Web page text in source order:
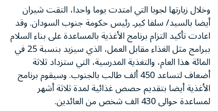
وخلال زيارتها لجوبا التي امتدت يوما واحدا، التقت شيران
أيضا بالسيد/ سلفا كيرـ رئيس حكومة جنوب السودان. وقد
اعادت تأكيد التزام برنامج الأغذية بالمساعدة على بناء السلام
ببرامج مثل الغذاء مقابل العمل، الذي سيزيد بنسبة 25 في
المائة هذا العام، والتغذية المدرسية، التي ستزداد ثلاثة
أضعاف لتساعد 450 ألف طالب بالجنوب. وسيقوم برنامج
الأغذية أيضا بتقديم حصص غذائية لمدة ثلاثة أشهر
لمساعدة حوالى 430 الف شخص من العائدين.